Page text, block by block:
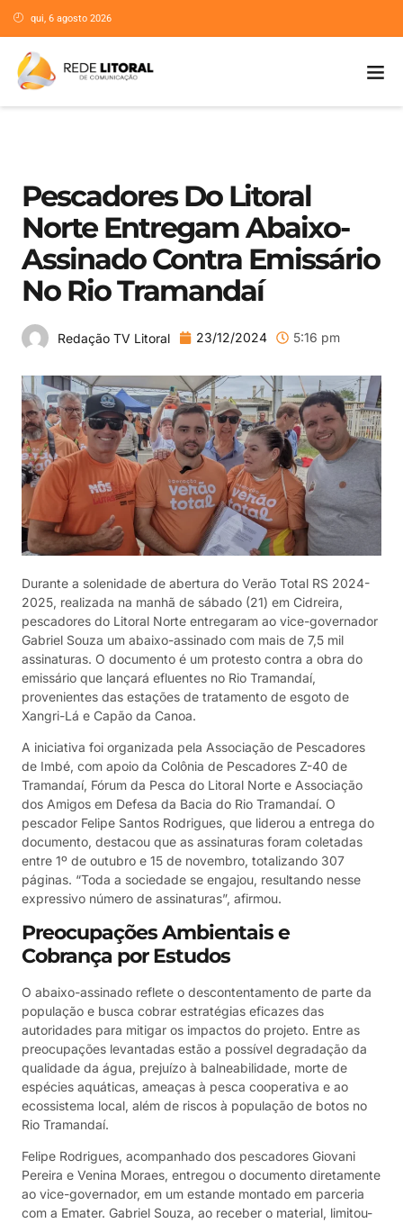
qui, 6 agosto 2026
Pescadores Do Litoral
Norte Entregam Abaixo-
Assinado Contra Emissário
No Rio Tramandaí
Redação TV Litoral 23/12/2024 5:16 pm
Durante a solenidade de abertura do Verão Total RS 2024-
2025, realizada na manhã de sábado (21) em Cidreira,
pescadores do Litoral Norte entregaram ao vice-governador
Gabriel Souza um abaixo-assinado com mais de 7,5 mil
assinaturas. O documento é um protesto contra a obra do
emissário que lançará efluentes no Rio Tramandaí,
provenientes das estações de tratamento de esgoto de
Xangri-Lá e Capão da Canoa.
A iniciativa foi organizada pela Associação de Pescadores
de Imbé, com apoio da Colônia de Pescadores Z-40 de
Tramandaí, Fórum da Pesca do Litoral Norte e Associação
dos Amigos em Defesa da Bacia do Rio Tramandaí. O
pescador Felipe Santos Rodrigues, que liderou a entrega do
documento, destacou que as assinaturas foram coletadas
entre 1º de outubro e 15 de novembro, totalizando 307
páginas. “Toda a sociedade se engajou, resultando nesse
expressivo número de assinaturas”, afirmou.
Preocupações Ambientais e
Cobrança por Estudos
O abaixo-assinado reflete o descontentamento de parte da
população e busca cobrar estratégias eficazes das
autoridades para mitigar os impactos do projeto. Entre as
preocupações levantadas estão a possível degradação da
qualidade da água, prejuízo à balneabilidade, morte de
espécies aquáticas, ameaças à pesca cooperativa e ao
ecossistema local, além de riscos à população de botos no
Rio Tramandaí.
Felipe Rodrigues, acompanhado dos pescadores Giovani
Pereira e Venina Moraes, entregou o documento diretamente
ao vice-governador, em um estande montado em parceria
com a Emater. Gabriel Souza, ao receber o material, limitou-